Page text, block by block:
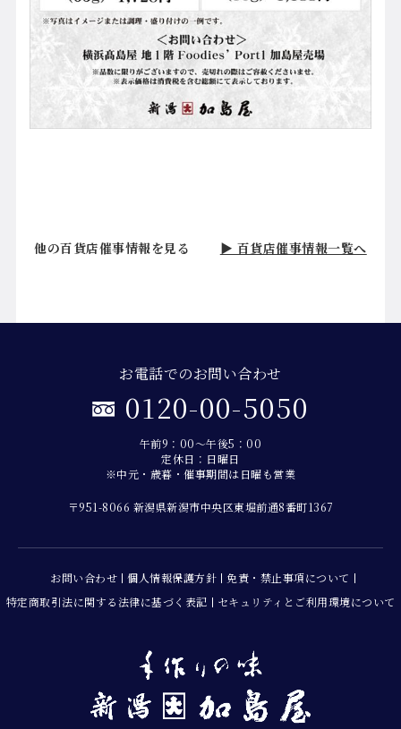
他の百貨店催事情報を見る ▶ 百貨店催事情報一覧へ
お電話でのお問い合わせ
0120-00-5050
午前9：00～午後5：00
定休日：日曜日
※中元・歳暮・催事期間は日曜も営業
〒951-8066 新潟県新潟市中央区東堀前通8番町1367
お問い合わせ 個人情報保護方針
免責・禁止事項について
特定商取引法に関する法律に基づく表記
セキュリティとご利用環境について